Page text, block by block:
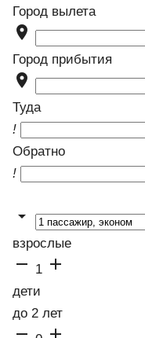
Город вылета

Город прибытия

Туда
!
Обратно
!

взрослые
 1 
дети
до 2 лет
 